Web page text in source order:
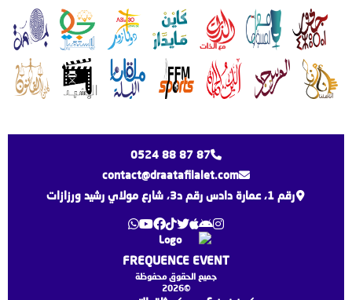
0524 88 87 87
contact@draatafilalet.com
رقم 1، عمارة دادس رقم د3، شارع مولاي رشيد ورزازات
FREQUENCE EVENT
جميع الحقوق محفوظة
©2026